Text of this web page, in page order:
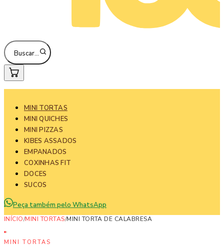
Buscar…
MINI TORTAS
MINI QUICHES
MINI PIZZAS
KIBES ASSADOS
EMPANADOS
COXINHAS FIT
DOCES
SUCOS
Peça também pelo WhatsApp
INÍCIO/MINI TORTAS/MINI TORTA DE CALABRESA
MINI TORTAS